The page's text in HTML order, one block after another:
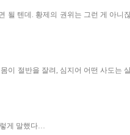
텐데. 황제의 권위는 그런 게 아
절반을 잘려, 심지어 어떤 사도
게 말했다…